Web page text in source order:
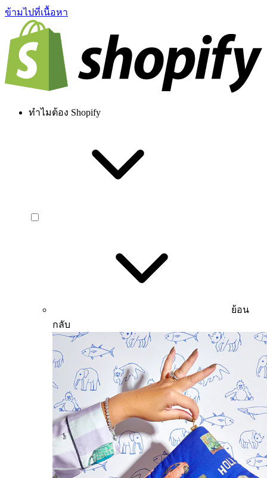
ข้ามไปที่เนื้อหา
ทำไมต้อง Shopify
ย้อน
กลับ